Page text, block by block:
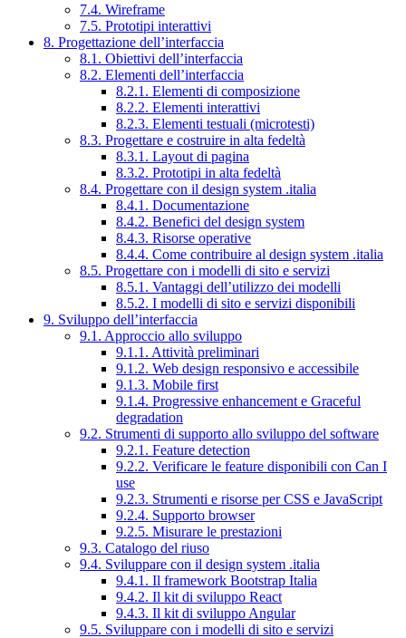
7.4. Wireframe
7.5. Prototipi interattivi
8. Progettazione dell’interfaccia
8.1. Obiettivi dell’interfaccia
8.2. Elementi dell’interfaccia
8.2.1. Elementi di composizione
8.2.2. Elementi interattivi
8.2.3. Elementi testuali (microtesti)
8.3. Progettare e costruire in alta fedeltà
8.3.1. Layout di pagina
8.3.2. Prototipi in alta fedeltà
8.4. Progettare con il design system .italia
8.4.1. Documentazione
8.4.2. Benefici del design system
8.4.3. Risorse operative
8.4.4. Come contribuire al design system .italia
8.5. Progettare con i modelli di sito e servizi
8.5.1. Vantaggi dell’utilizzo dei modelli
8.5.2. I modelli di sito e servizi disponibili
9. Sviluppo dell’interfaccia
9.1. Approccio allo sviluppo
9.1.1. Attività preliminari
9.1.2. Web design responsivo e accessibile
9.1.3. Mobile first
9.1.4. Progressive enhancement e Graceful
degradation
9.2. Strumenti di supporto allo sviluppo del software
9.2.1. Feature detection
9.2.2. Verificare le feature disponibili con Can I
use
9.2.3. Strumenti e risorse per CSS e JavaScript
9.2.4. Supporto browser
9.2.5. Misurare le prestazioni
9.3. Catalogo del riuso
9.4. Sviluppare con il design system .italia
9.4.1. Il framework Bootstrap Italia
9.4.2. Il kit di sviluppo React
9.4.3. Il kit di sviluppo Angular
9.5. Sviluppare con i modelli di sito e servizi